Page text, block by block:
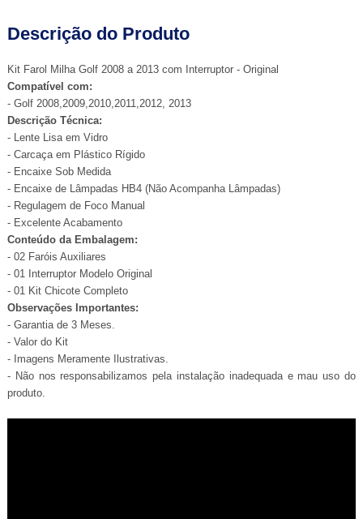
Descrição do Produto
Kit Farol Milha Golf 2008 a 2013 com Interruptor - Original
Compatível com:
- Golf 2008,2009,2010,2011,2012, 2013
Descrição Técnica:
- Lente Lisa em Vidro
- Carcaça em Plástico Rígido
- Encaixe Sob Medida
- Encaixe de Lâmpadas HB4 (Não Acompanha Lâmpadas)
- Regulagem de Foco Manual
- Excelente Acabamento
Conteúdo da Embalagem:
- 02 Faróis Auxiliares
- 01 Interruptor Modelo Original
- 01 Kit Chicote Completo
Observações Importantes:
- Garantia de 3 Meses.
- Valor do Kit
- Imagens Meramente Ilustrativas.
- Não nos responsabilizamos pela instalação inadequada e mau uso do
produto.